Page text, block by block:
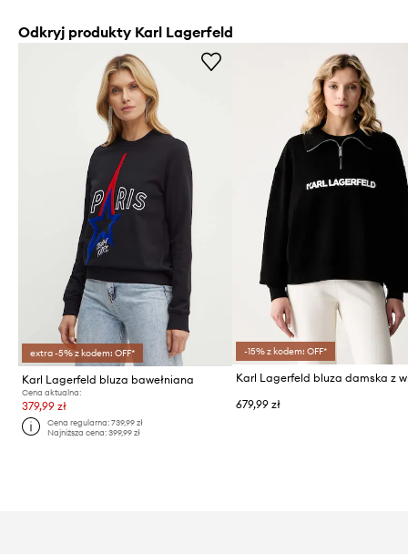
Odkryj produkty Karl Lagerfeld
extra -5% z kodem: OFF*
Karl Lagerfeld bluza bawełniana
Cena aktualna:
379,99 zł
Cena regularna:739,99 zł
Najniższa cena:399,99 zł
-15% z kodem: OFF*
679,99 zł